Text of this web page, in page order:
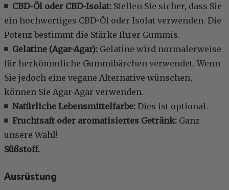
CBD-Öl oder CBD-Isolat: Stellen Sie sicher, dass Sie
ein hochwertiges CBD-Öl oder Isolat verwenden. Die
Potenz bestimmt die Stärke Ihrer Gummis.
Gelatine (Agar-Agar): Gelatine wird normalerweise
für herkömmliche Gummibärchen verwendet. Wenn
Sie jedoch eine vegane Alternative wünschen,
können Sie Agar-Agar verwenden.
Natürliche Lebensmittelfarbe: Dies ist optional.
Fruchtsaft oder aromatisiertes Getränk: Ganz
unsere Wahl!
Süßstoff.
Ausrüstung